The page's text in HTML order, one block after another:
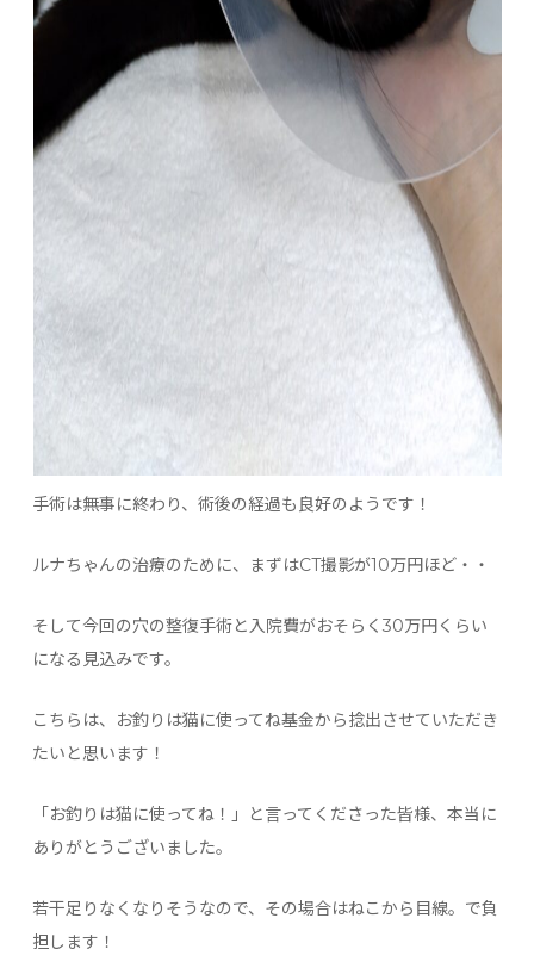
手術は無事に終わり、術後の経過も良好のようです！
ルナちゃんの治療のために、まずはCT撮影が10万円ほど・・
そして今回の穴の整復手術と入院費がおそらく30万円くらい
になる見込みです。
こちらは、お釣りは猫に使ってね基金から捻出させていただき
たいと思います！
「お釣りは猫に使ってね！」と言ってくださった皆様、本当に
ありがとうございました。
若干足りなくなりそうなので、その場合はねこから目線。で負
担します！